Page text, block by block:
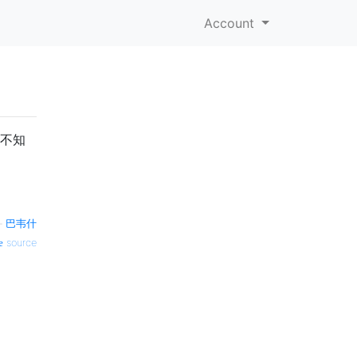
Account
知
巴韦什
source